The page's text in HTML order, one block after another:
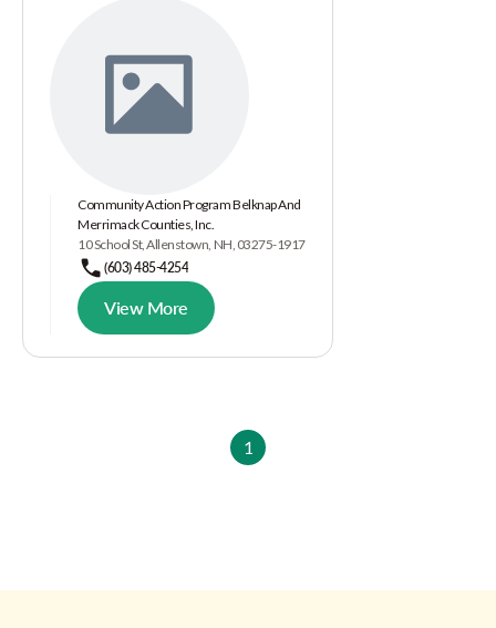
Community Action Program Belknap And
Merrimack Counties, Inc.
10 School St, Allenstown, NH, 03275-1917
(603) 485-4254
View More
1